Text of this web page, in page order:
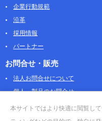
企業行動規範
沿革
採用情報
パートナー
お問合せ・販売
法人お問合せについて
個人・製品のお問合せ
AOSストア
クラウドデータカンパニー 法人
本サイトではより快適に閲覧し